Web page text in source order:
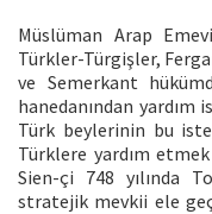
Müslüman Arap
Türkler-Türgişler,
ve Semerkant
hanedanından
Türk beylerinin bu
Türklere yardım
Sien-çi 748 yılında
stratejik mevkii ele